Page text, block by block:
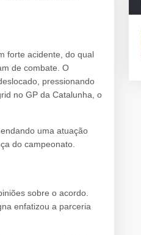
forte acidente, do qual
de combate. O
pressionando
no GP da Catalunha, o
uma atuação
do campeonato.
sobre o acordo.
enfatizou a parceria